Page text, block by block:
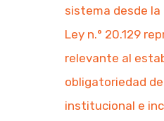
sistema desde la
Ley n.° 20.129
relevante al
obligatoriedad
institucional e